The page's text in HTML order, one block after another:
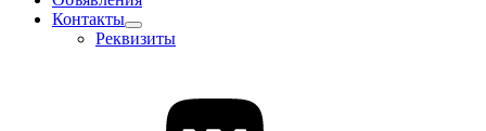
Контакты
Реквизиты